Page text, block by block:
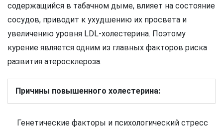
содержащийся в табачном дыме, влияет на состояние
сосудов, приводит к ухудшению их просвета и
увеличению уровня LDL-холестерина. Поэтому
курение является одним из главных факторов риска
развития атеросклероза.
Причины повышенного холестерина:
Генетические факторы и психологический стресс